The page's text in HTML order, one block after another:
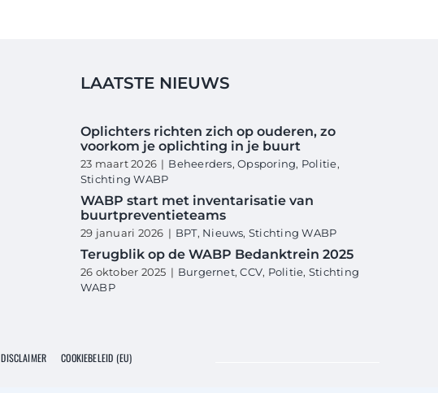
LAATSTE NIEUWS
Oplichters richten zich op ouderen, zo
voorkom je oplichting in je buurt
23 maart 2026 | Beheerders,Opsporing, Politie,
Stichting WABP
WABP start met inventarisatie van
buurtpreventieteams
29 januari 2026 | BPT, Nieuws, Stichting WABP
Terugblik op de WABP Bedanktrein 2025
26 oktober 2025 | Burgernet,CCV, Politie, Stichting
WABP
DISCLAIMER COOKIEBELEID (EU)